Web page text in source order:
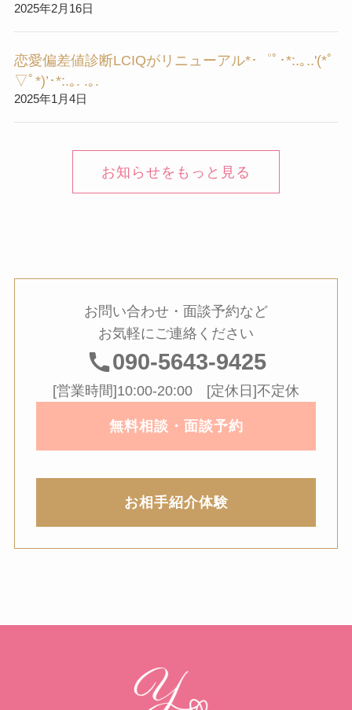
2025年2月16日
恋愛偏差値診断LCIQがリニューアル*･゜ﾟ･*:.｡..'(*ﾟ
▽ﾟ*)’･*:.｡. .｡.
2025年1月4日
お知らせをもっと見る
お問い合わせ・面談予約など
お気軽にご連絡ください
090-5643-9425
[営業時間]10:00-20:00 [定休日]不定休
無料相談・面談予約
お相手紹介体験